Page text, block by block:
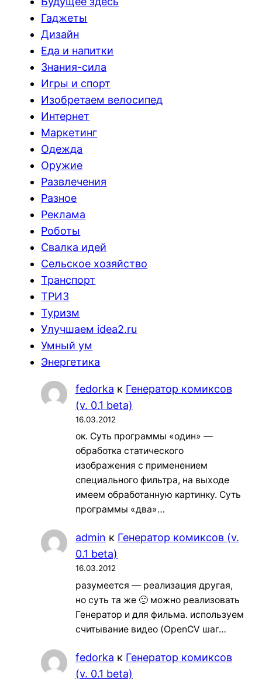
Гаджеты
Дизайн
Еда и напитки
Знания-сила
Игры и спорт
Изобретаем велосипед
Интернет
Маркетинг
Одежда
Оружие
Развлечения
Разное
Реклама
Роботы
Свалка идей
Сельское хозяйство
Транспорт
ТРИЗ
Туризм
Улучшаем idea2.ru
Умный ум
Энергетика
fedorka к Генератор комиксов
(v. 0.1 beta)
16.03.2012
ок. Суть программы «один» —
обработка статического
изображения с применением
специального фильтра, на выходе
имеем обработанную картинку. Суть
программы «два»…
admin к Генератор комиксов (v.
0.1 beta)
16.03.2012
разумеется — реализация другая,
но суть та же 🙂 можно реализовать
Генератор и для фильма. используем
считывание видео (OpenCV шаг…
fedorka к Генератор комиксов
(v. 0.1 beta)